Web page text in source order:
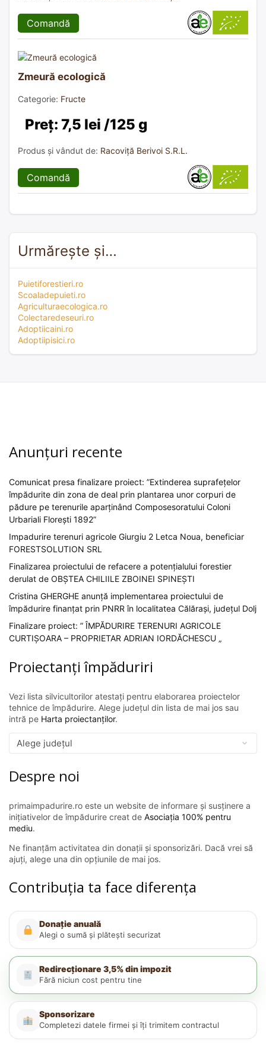
Comandă
Zmeură ecologică
Categorie: Fructe
Preț: 7,5 lei /125 g
Produs și vândut de: Racoviță Berivoi S.R.L.
Comandă
Urmărește și…
Puietiforestieri.ro
Scoaladepuieti.ro
Agriculturaecologica.ro
Colectaredeseuri.ro
Adoptiicaini.ro
Adoptiipisici.ro
Anunțuri recente
Comunicat presa finalizare proiect: ”Extinderea suprafețelor
împădurite din zona de deal prin plantarea unor corpuri de
pădure pe terenurile aparținând Composesoratului Coloni
Urbariali Florești 1892”
Impadurire terenuri agricole Giurgiu 2 Letca Noua, beneficiar
FORESTSOLUTION SRL
Finalizarea proiectului de refacere a potențialului forestier
derulat de OBȘTEA CHILIILE ZBOINEI SPINEȘTI
Cristina GHERGHE anunță implementarea proiectului de
împădurire finanțat prin PNRR în localitatea Călărași, județul Dolj
Finalizare proiect: ” ÎMPĂDURIRE TERENURI AGRICOLE
CURTIȘOARA – PROPRIETAR ADRIAN IORDĂCHESCU „
Proiectanți împăduriri
Vezi lista silvicultorilor atestați pentru elaborarea proiectelor
tehnice de împădurire. Alege județul din lista de mai jos sau
intră pe Harta proiectanților.
Despre noi
primaimpadurire.ro este un website de informare și susținere a
inițiativelor de împădurire creat de Asociația 100% pentru
mediu.
Ne finanțăm activitatea din donații și sponsorizări. Dacă vrei să
ajuți, alege una din opțiunile de mai jos.
Contribuția ta face diferența
Donație anuală
Alegi o sumă și plătești securizat
Redirecționare 3,5% din impozit
Fără niciun cost pentru tine
Sponsorizare
Completezi datele firmei și îți trimitem contractul